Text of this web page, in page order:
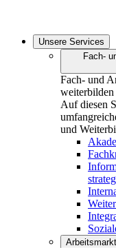
Unsere Services
Fach-
Fach- und
weiterbilden
Auf diesen
und